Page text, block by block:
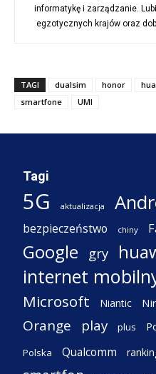
informatykę i zarządzanie.
egzotycznych krajów oraz
TAGI dualsim honor
smartfone
UMI
Tagi
5G aktualizacja
bezpieczeństwo chiny
Google gry
internet
Microsoft Niantic
Orange play plus
Polska Qualcomm